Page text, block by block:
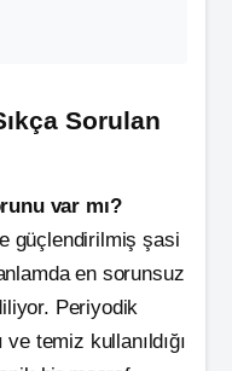
Sorulan
var mı?
güçlendirilmiş şasi
en sorunsuz
Periyodik
ve temiz kullanıldığı